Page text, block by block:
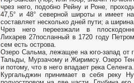
чрез него, подобно Рейну и Роне,
47,5° и 48° северной широты и имеет
составляет несколько дней пути; а
Чрез него переезжали в
Лихарев 27посланный в 1720 году
сем есть острова.
Озеро Сальма, лежащее на юго-запад от
Тальды, Мурзачому и Жиримсу. Озеро
и потому, что в него впадает река Селенга.
Кургальджин принимает в себя реку